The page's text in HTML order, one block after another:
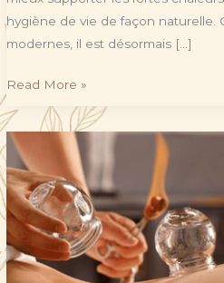
hygiène de vie de façon naturelle.
modernes, il est désormais […]
Read More »
Le
Cupping
/
Hijama
:
Qu’est-